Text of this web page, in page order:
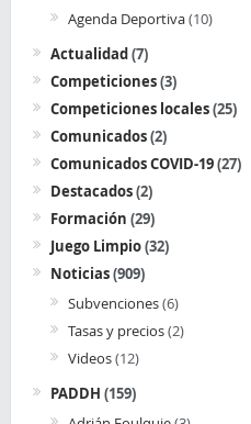
Agenda Deportiva(10)
Actualidad(7)
Competiciones(3)
Competiciones locales(25)
Comunicados(2)
Comunicados COVID-19(27)
Destacados(2)
Formación (29)
Juego Limpio(32)
Noticias(909)
Subvenciones(6)
Tasas y precios(2)
Videos(12)
PADDH (159)